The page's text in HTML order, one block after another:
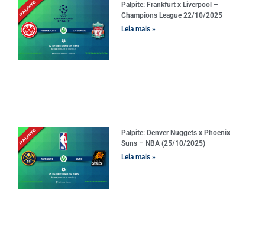
Palpite: Frankfurt x Liverpool –
Champions League 22/10/2025
Leia mais »
Palpite: Denver Nuggets x Phoenix
Suns – NBA (25/10/2025)
Leia mais »